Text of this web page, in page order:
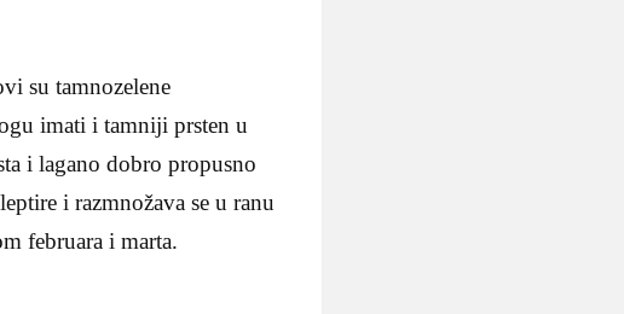
su tamnozelene
imati i tamniji prsten u
i lagano dobro propusno
i razmnožava se u ranu
februara i marta.